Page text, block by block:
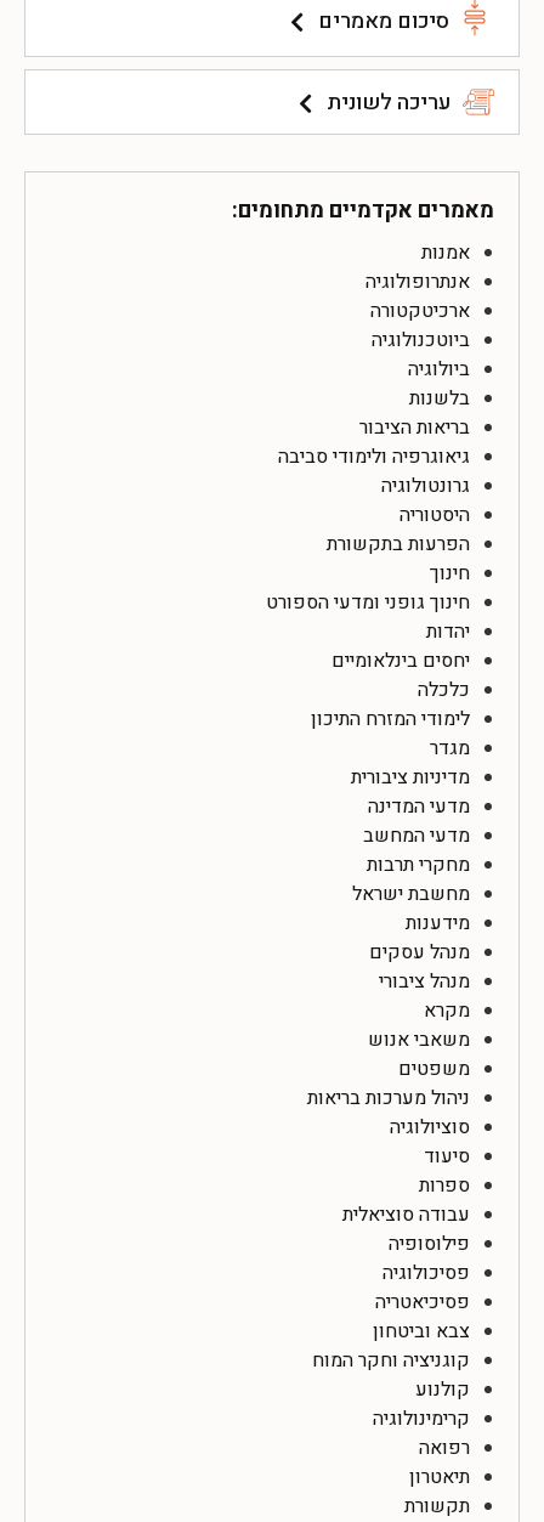
סיכום מאמרים
עריכה לשונית
מאמרים אקדמיים מתחומים:
אמנות
אנתרופולוגיה
ארכיטקטורה
ביוטכנולוגיה
ביולוגיה
בלשנות
בריאות הציבור
גיאוגרפיה ולימודי סביבה
גרונטולוגיה
היסטוריה
הפרעות בתקשורת
חינוך
חינוך גופני ומדעי הספורט
יהדות
יחסים בינלאומיים
כלכלה
לימודי המזרח התיכון
מגדר
מדיניות ציבורית
מדעי המדינה
מדעי המחשב
מחקרי תרבות
מחשבת ישראל
מידענות
מנהל עסקים
מנהל ציבורי
מקרא
משאבי אנוש
משפטים
ניהול מערכות בריאות
סוציולוגיה
סיעוד
ספרות
עבודה סוציאלית
פילוסופיה
פסיכולוגיה
פסיכיאטריה
צבא וביטחון
קוגניציה וחקר המוח
קולנוע
קרימינולוגיה
רפואה
תיאטרון
תקשורת